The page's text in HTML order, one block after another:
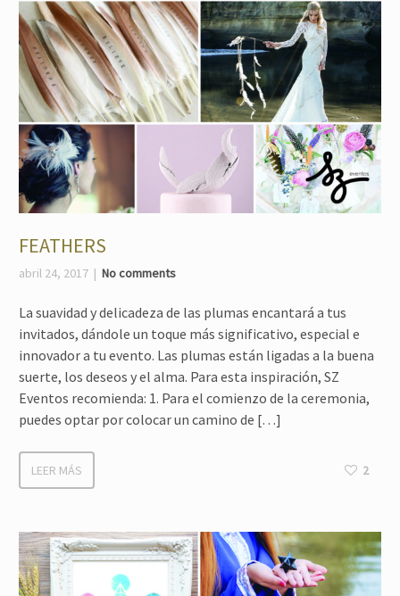
FEATHERS
abril 24, 2017 No comments
La suavidad y delicadeza de las plumas encantará a tus
invitados, dándole un toque más significativo, especial e
innovador a tu evento. Las plumas están ligadas a la buena
suerte, los deseos y el alma. Para esta inspiración, SZ
Eventos recomienda: 1. Para el comienzo de la ceremonia,
puedes optar por colocar un camino de […]
LEER MÁS 2